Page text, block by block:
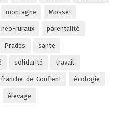
montagne Mosset
néo-ruraux parentalité
Prades santé
solidarité travail
de-Conflent écologie
élevage